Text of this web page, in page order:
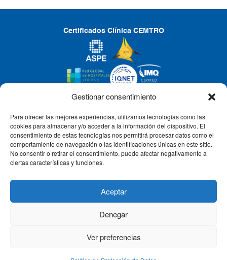
Gestionar consentimiento
Para ofrecer las mejores experiencias, utilizamos tecnologías como las
cookies para almacenar y/o acceder a la información del dispositivo. El
consentimiento de estas tecnologías nos permitirá procesar datos como el
comportamiento de navegación o las identificaciones únicas en este sitio.
No consentir o retirar el consentimiento, puede afectar negativamente a
ciertas características y funciones.
Aceptar
Denegar
Ver preferencias
Certificados Clínica CEMTRO
CLÍNICA CEMTRO
QUIÉNES SOMOS